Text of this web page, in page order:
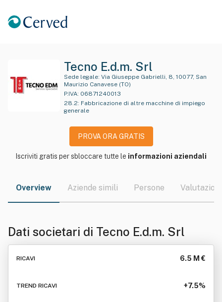
Tecno E.d.m. Srl
Sede legale:
Maurizio Canavese (TO)
P.IVA: 06871240013
28.2: Fabbricazione di altre macchine di impiego
generale
PROVA ORA GRATIS
Iscriviti gratis per sbloccare tutte le informazioni aziendali
Overview Aziende simili Persone Valutazioni
Dati societari di Tecno E.d.m. Srl
RICAVI 6.5 M €
TREND RICAVI +7.5%